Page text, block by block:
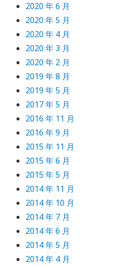
2020 年 6 月
2020 年 5 月
2020 年 4 月
2020 年 3 月
2020 年 2 月
2019 年 8 月
2019 年 5 月
2017 年 5 月
2016 年 11 月
2016 年 9 月
2015 年 11 月
2015 年 6 月
2015 年 5 月
2014 年 11 月
2014 年 10 月
2014 年 7 月
2014 年 6 月
2014 年 5 月
2014 年 4 月